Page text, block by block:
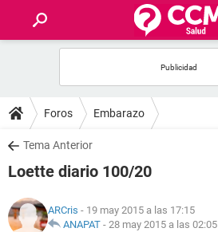
FOROS
SALUD
NUTRICIÓN
Foros Embarazo
Tema Anterior
Loette diario 100/20
ARCris - 19 may 2015 a las 17:15
ANAPAT - 28 may 2015 a las 02:05